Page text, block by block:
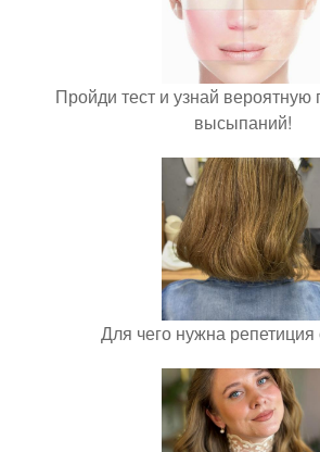
Пройди тест и узнай вероятную
высыпаний!
Для чего нужна репетиция